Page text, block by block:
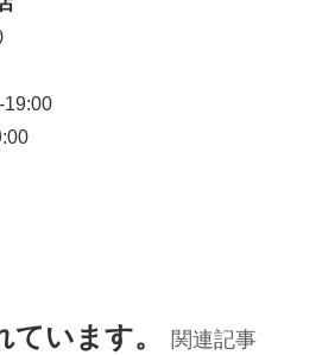
19:00
ています。 関連記事